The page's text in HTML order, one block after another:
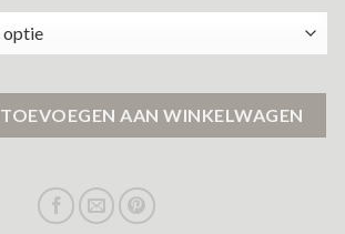
TOEVOEGEN AAN WINKELWAGEN